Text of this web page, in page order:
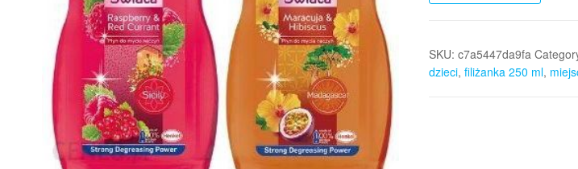
SKU: c7a5447da9fa
dzieci, filiżanka 250 ml,